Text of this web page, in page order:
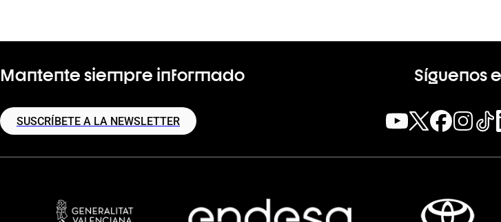
Mantente siempre informado
SUSCRÍBETE A LA NEWSLETTER
Síguenos